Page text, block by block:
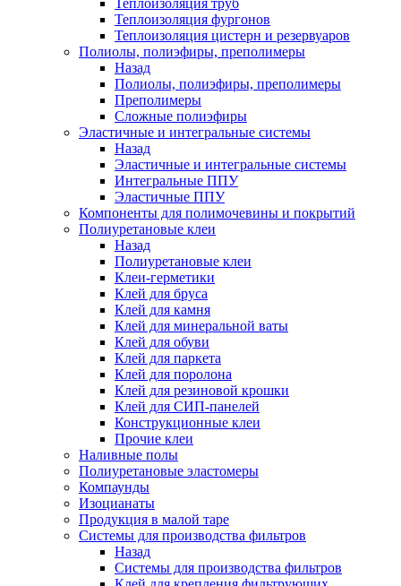
Теплоизоляция труб
Теплоизоляция фургонов
Теплоизоляция цистерн и резервуаров
Полиолы, полиэфиры, преполимеры
Назад
Полиолы, полиэфиры, преполимеры
Преполимеры
Сложные полиэфиры
Эластичные и интегральные системы
Назад
Эластичные и интегральные системы
Интегральные ППУ
Эластичные ППУ
Компоненты для полимочевины и покрытий
Полиуретановые клеи
Назад
Полиуретановые клеи
Клеи-герметики
Клей для бруса
Клей для камня
Клей для минеральной ваты
Клей для обуви
Клей для паркета
Клей для поролона
Клей для резиновой крошки
Клей для СИП-панелей
Конструкционные клеи
Прочие клеи
Наливные полы
Полиуретановые эластомеры
Компаунды
Изоцианаты
Продукция в малой таре
Системы для производства фильтров
Назад
Системы для производства фильтров